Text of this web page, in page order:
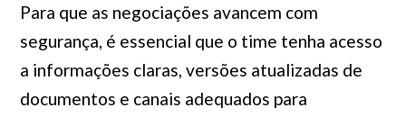
Para que as negociações avancem com
segurança, é essencial que o time tenha acesso
a informações claras, versões atualizadas de
documentos e canais adequados para